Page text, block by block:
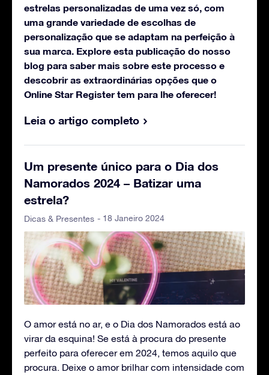
estrelas personalizadas de uma vez só, com
uma grande variedade de escolhas de
personalização que se adaptam na perfeição à
sua marca. Explore esta publicação do nosso
blog para saber mais sobre este processo e
descobrir as extraordinárias opções que o
Online Star Register tem para lhe oferecer!
Leia o artigo completo
Um presente único para o Dia dos
Namorados 2024 – Batizar uma
estrela?
Dicas & Presentes - 18 Janeiro 2024
O amor está no ar, e o Dia dos Namorados está ao
virar da esquina! Se está à procura do presente
perfeito para oferecer em 2024, temos aquilo que
procura. Deixe o amor brilhar com intensidade com